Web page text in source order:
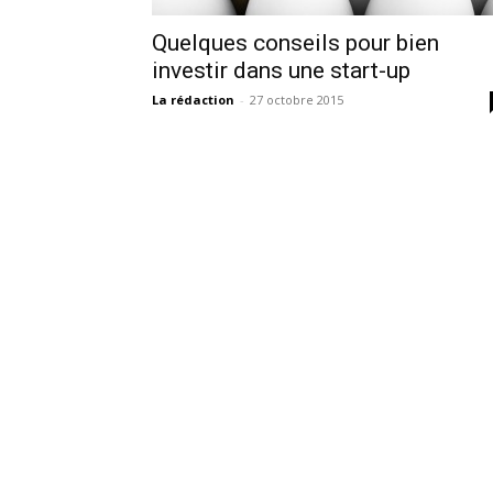
Quelques conseils pour bien
investir dans une start-up
La rédaction - 27 octobre 2015